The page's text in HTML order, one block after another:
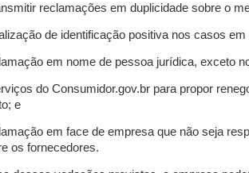
reclamações em duplicidade sobre o
de identificação positiva nos casos
em nome de pessoa jurídica, exceto
do Consumidor.gov.br para propor
e
em face de empresa que não seja
os fornecedores.